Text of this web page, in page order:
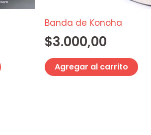
pueden
página
Banda de Konoha
$3.000,00
Agregar al carrito